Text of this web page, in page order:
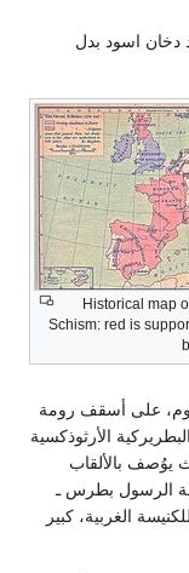
دخان اسود بدل
Historical map
Schism: red is
على أسقف رومة
الأرثوذكسية
يوُصف بالألقاب
الرسول بطرس ـ
الغربية، كبير